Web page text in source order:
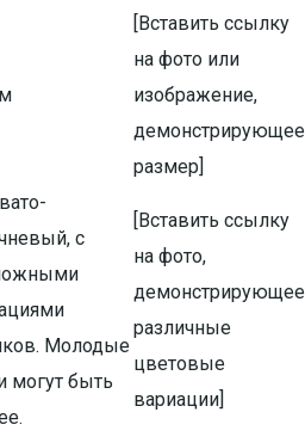
[Вставить ссылку
на фото или
изображение,
демонстрирующее
размер]
с
Молодые
могут быть
[Вставить ссылку
на фото,
демонстрирующее
различные
цветовые
вариации]